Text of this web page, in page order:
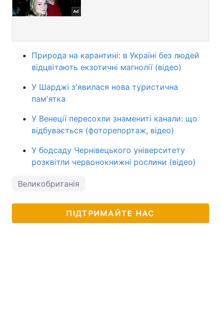
Природа на карантині: в Україні без людей
відцвітають екзотичні магнолії (відео)
У Шарджі з'явилася нова туристична
пам'ятка
У Венеції пересохли знамениті канали: що
відбувається (фоторепортаж, відео)
У бодсаду Чернівецького університету
розквітли червонокнижні рослини (відео)
Великобританія
ПІДТРИМАЙТЕ НАС